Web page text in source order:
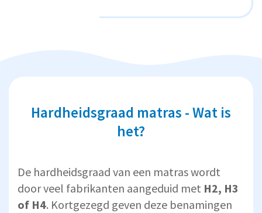
Hardheidsgraad matras - Wat is
het?
De hardheidsgraad van een matras wordt
door veel fabrikanten aangeduid met H2, H3
of H4. Kortgezegd geven deze benamingen